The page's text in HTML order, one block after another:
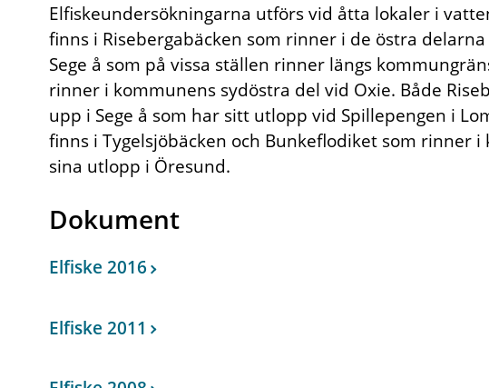
Elfiskeundersökningarna utförs vid åtta lokaler i
finns i Risebergabäcken som rinner i de östra
Sege å som på vissa ställen rinner längs
rinner i kommunens sydöstra del vid Oxie. Både
upp i Sege å som har sitt utlopp vid Spillepengen i
finns i Tygelsjöbäcken och Bunkeflodiket som rinner
sina utlopp i Öresund.
Dokument
Elfiske 2016
Elfiske 2011